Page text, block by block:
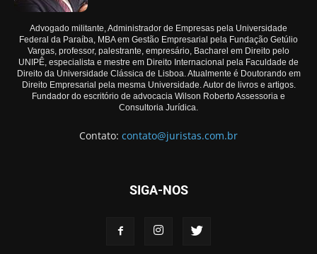
Advogado militante, Administrador de Empresas pela Universidade
Federal da Paraíba, MBA em Gestão Empresarial pela Fundação Getúlio
Vargas, professor, palestrante, empresário, Bacharel em Direito pelo
UNIPÊ, especialista e mestre em Direito Internacional pela Faculdade de
Direito da Universidade Clássica de Lisboa. Atualmente é Doutorando em
Direito Empresarial pela mesma Universidade. Autor de livros e artigos.
Fundador do escritório de advocacia Wilson Roberto Assessoria e
Consultoria Jurídica.
Contato: contato@juristas.com.br
SIGA-NOS